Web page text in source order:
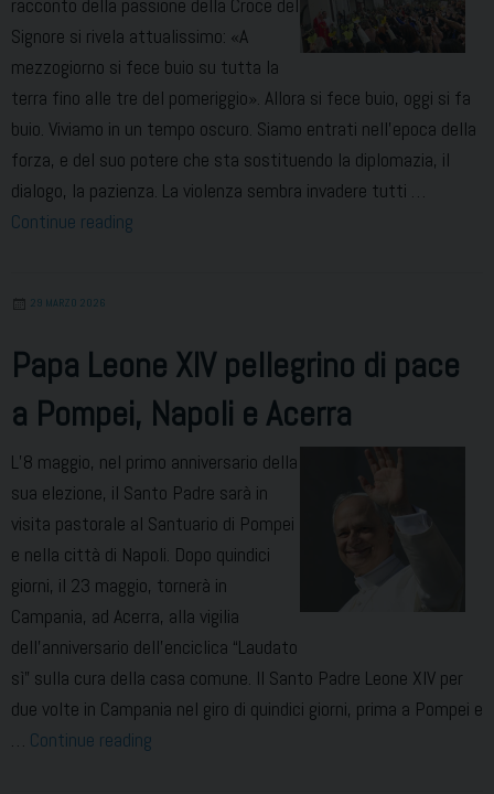
racconto della passione della Croce del
Signore si rivela attualissimo: «A
mezzogiorno si fece buio su tutta la
terra fino alle tre del pomeriggio». Allora si fece buio, oggi si fa
buio. Viviamo in un tempo oscuro. Siamo entrati nell’epoca della
forza, e del suo potere che sta sostituendo la diplomazia, il
dialogo, la pazienza. La violenza sembra invadere tutti …
Continue reading
il
Dio
dei
cristiani
29 MARZO 2026
Papa Leone XIV pellegrino di pace
a Pompei, Napoli e Acerra
L’8 maggio, nel primo anniversario della
sua elezione, il Santo Padre sarà in
visita pastorale al Santuario di Pompei
e nella città di Napoli. Dopo quindici
giorni, il 23 maggio, tornerà in
Campania, ad Acerra, alla vigilia
dell’anniversario dell’enciclica “Laudato
sì” sulla cura della casa comune. Il Santo Padre Leone XIV per
due volte in Campania nel giro di quindici giorni, prima a Pompei e
… Continue reading